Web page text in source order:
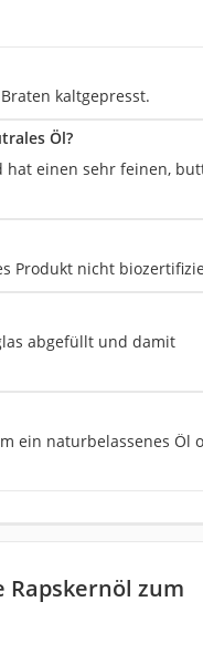
kaltgepresst.
Öl?
hat einen sehr feinen,
Produkt nicht
abgefüllt und damit
ein naturbelassenes Öl
zum